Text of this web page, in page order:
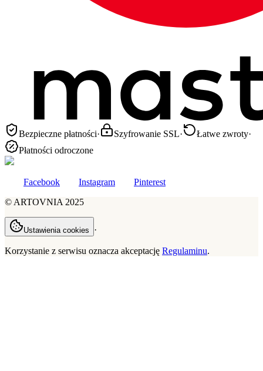
Bezpieczne płatności· Szyfrowanie SSL· Łatwe zwroty·
Płatności odroczone
Facebook Instagram
Pinterest
© ARTOVNIA 2025
Ustawienia cookies ·
Korzystanie z serwisu oznacza akceptację Regulaminu.